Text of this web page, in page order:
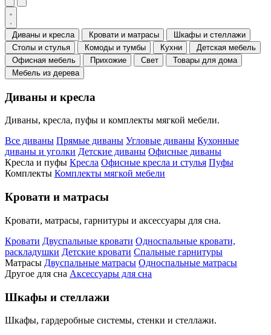
Диваны и кресла Кровати и матрасы
Шкафы и стеллажи
Столы и стулья
Комоды и тумбы Кухни
Детская мебель
Офисная мебель
Прихожие Свет
Товары для дома
Мебель из дерева
Диваны и кресла
Диваны, кресла, пуфы и комплекты мягкой мебели.
Все диваны Прямые диваны Угловые диваны Кухонные
диваны и уголки Детские диваны Офисные диваны
Кресла и пуфы Кресла Офисные кресла и стулья Пуфы
Комплекты Комплекты мягкой мебели
Кровати и матрасы
Кровати, матрасы, гарнитуры и аксессуары для сна.
Кровати Двуспальные кровати Односпальные кровати,
раскладушки Детские кровати Спальные гарнитуры
Матрасы Двуспальные матрасы Односпальные матрасы
Другое для сна Аксессуары для сна
Шкафы и стеллажи
Шкафы, гардеробные системы, стенки и стеллажи.